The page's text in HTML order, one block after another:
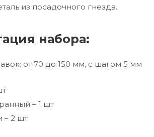
из посадочного гнезда.
набора:
от 70 до 150 мм, с шагом 5 мм
– 1 шт
– 2 шт